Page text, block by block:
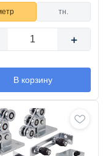
тн.
+
В корзину